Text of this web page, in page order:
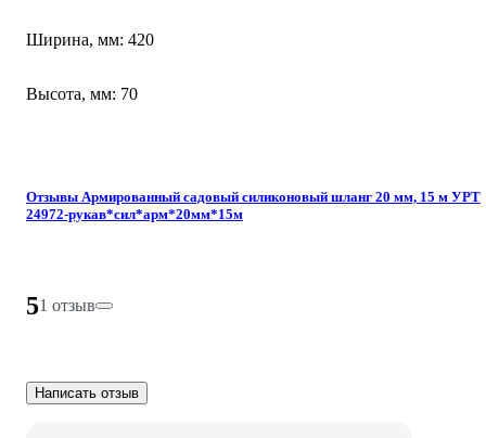
Ширина, мм: 420
Высота, мм: 70
Отзывы Армированный садовый силиконовый шланг 20 мм, 15 м УРТ
24972-рукав*сил*арм*20мм*15м
51 отзыв
Написать отзыв